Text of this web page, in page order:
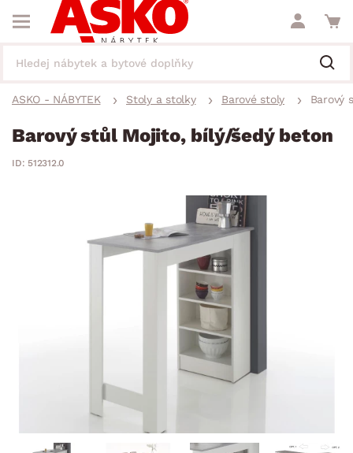
ASKO - NÁBYTEK Stoly a stolky Barové stoly Barový
Barový stůl Mojito, bílý/šedý beton
ID: 512312.0